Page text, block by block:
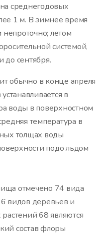
среднегодовых
1 м. В зимнее время
летом
системой,
до сентября.
обычно в конце апреля
в
воды в поверхностном
температура в
толщах воды
подо льдом
отмечено 74 вида
видов деревьев и
68 являются
состав флоры